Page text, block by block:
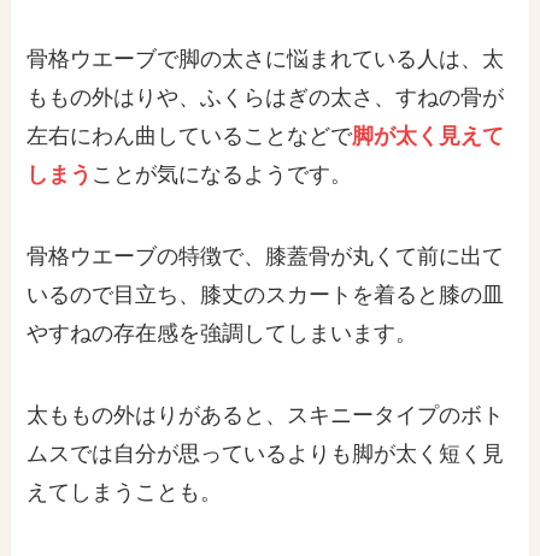
骨格ウエーブで脚の太さに悩まれている人は、太
ももの外はりや、ふくらはぎの太さ、すねの骨が
左右にわん曲していることなどで脚が太く見えて
しまう ことが気になるようです。
骨格ウエーブの特徴で、膝蓋骨が丸くて前に出て
いるので目立ち、膝丈のスカートを着ると膝の皿
やすねの存在感を強調してしまいます。
太ももの外はりがあると、スキニータイプのボト
ムスでは自分が思っているよりも脚が太く短く見
えてしまうことも。